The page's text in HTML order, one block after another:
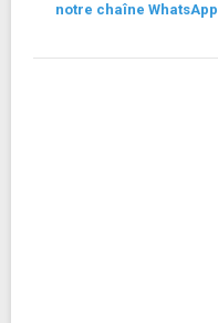
notre chaîne WhatsApp